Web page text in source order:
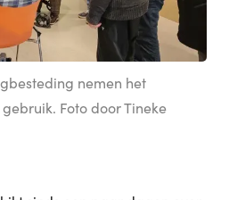
nemen het
Foto door Tineke